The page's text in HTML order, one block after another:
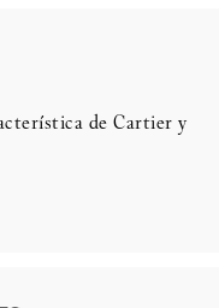
de Cartier y